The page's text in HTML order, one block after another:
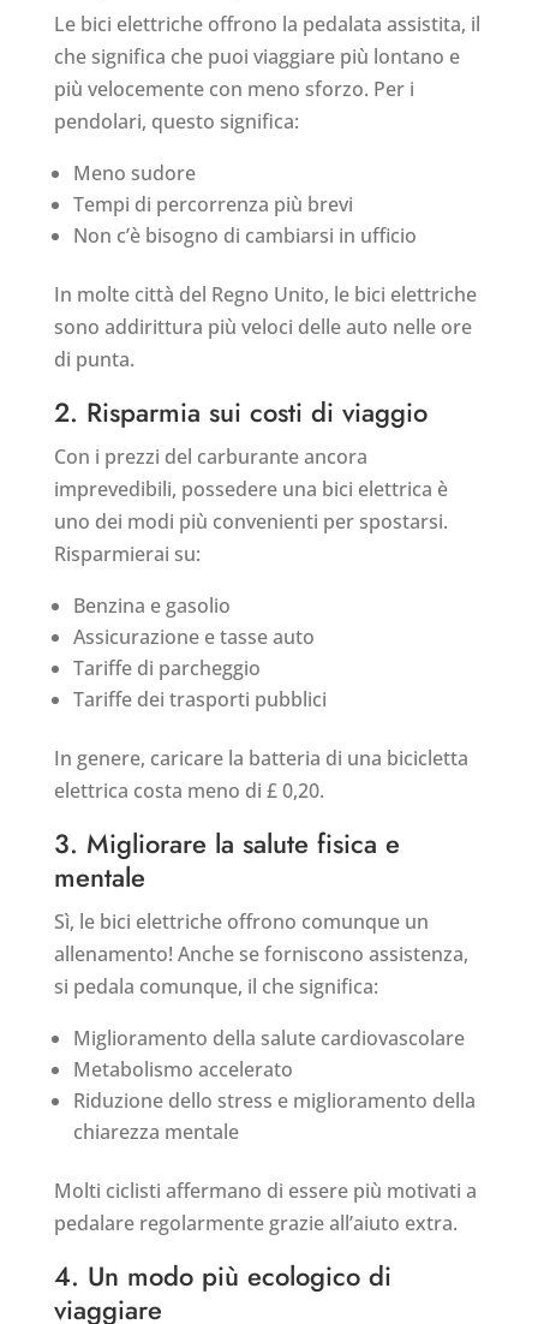
Le bici elettriche offrono la pedalata assistita, il
che significa che puoi viaggiare più lontano e
più velocemente con meno sforzo. Per i
pendolari, questo significa:
Meno sudore
Tempi di percorrenza più brevi
Non c’è bisogno di cambiarsi in ufficio
In molte città del Regno Unito, le bici elettriche
sono addirittura più veloci delle auto nelle ore
di punta.
2. Risparmia sui costi di viaggio
Con i prezzi del carburante ancora
imprevedibili, possedere una bici elettrica è
uno dei modi più convenienti per spostarsi.
Risparmierai su:
Benzina e gasolio
Assicurazione e tasse auto
Tariffe di parcheggio
Tariffe dei trasporti pubblici
In genere, caricare la batteria di una bicicletta
elettrica costa meno di £ 0,20.
3. Migliorare la salute fisica e
mentale
Sì, le bici elettriche offrono comunque un
allenamento! Anche se forniscono assistenza,
si pedala comunque, il che significa:
Miglioramento della salute cardiovascolare
Metabolismo accelerato
Riduzione dello stress e miglioramento della
chiarezza mentale
Molti ciclisti affermano di essere più motivati a
pedalare regolarmente grazie all’aiuto extra.
4. Un modo più ecologico di
viaggiare